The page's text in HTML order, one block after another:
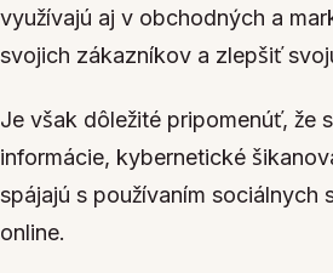
využívajú aj v obchodných a
svojich zákazníkov a zlepšiť
Je však dôležité pripomenúť, že
informácie, kybernetické
spájajú s používaním
online.